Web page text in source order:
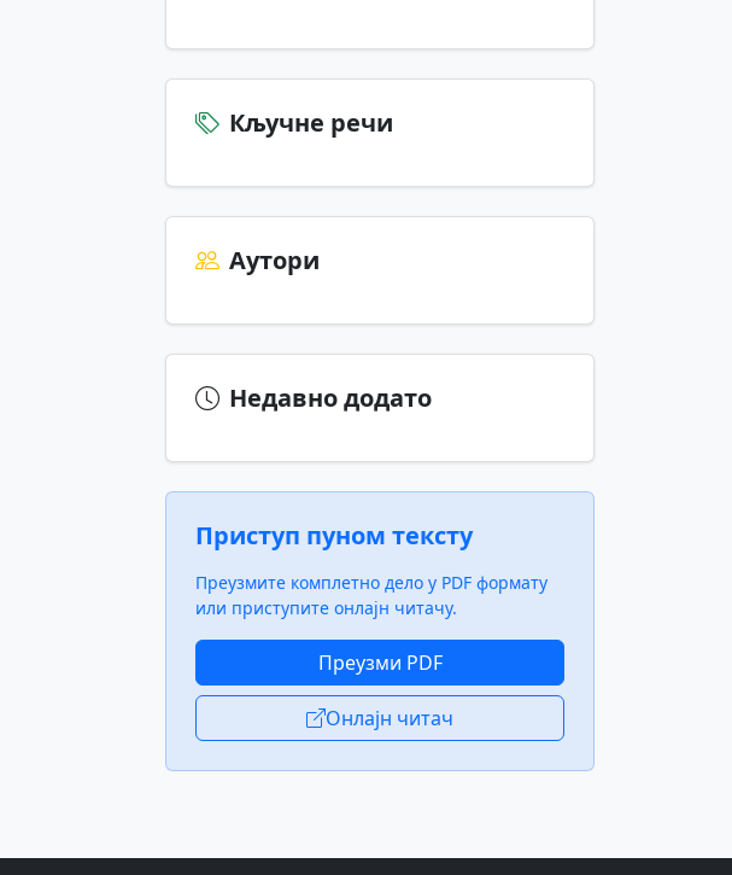
Кључне речи
Аутори
Недавно додато
Приступ пуном тексту
Преузмите комплетно дело у PDF формату
или приступите онлајн читачу.
Преузми PDF
Онлајн читач